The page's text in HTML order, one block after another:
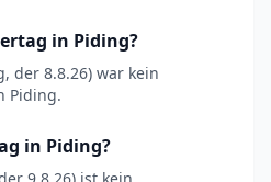
in Piding?
der 8.8.26) war kein
Piding.
in Piding?